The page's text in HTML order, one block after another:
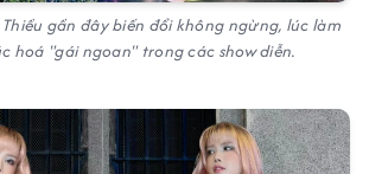
gần đây biến đổi không ngừng, lúc làm
hoá "gái ngoan" trong các show diễn.